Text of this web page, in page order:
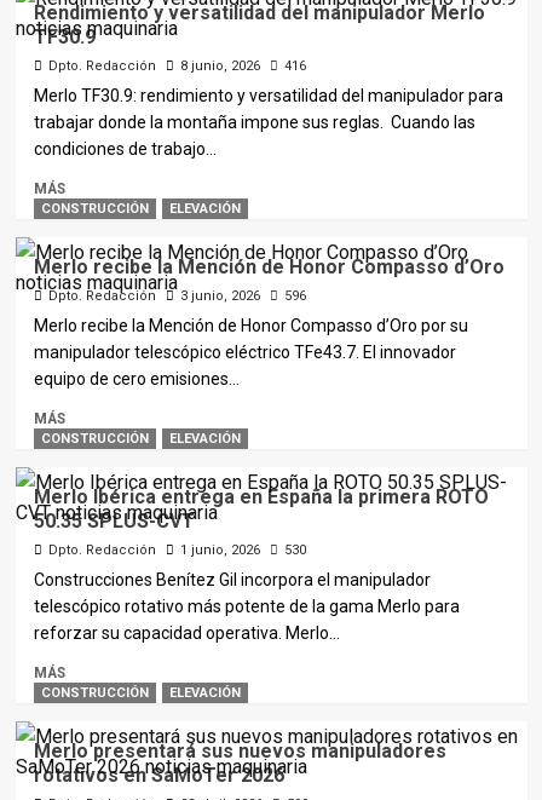
Rendimiento y versatilidad del manipulador Merlo
TF30.9
Dpto. Redacción 8 junio, 2026 416
Merlo TF30.9: rendimiento y versatilidad del manipulador para
trabajar donde la montaña impone sus reglas. Cuando las
condiciones de trabajo...
MÁS
CONSTRUCCIÓN ELEVACIÓN
Merlo recibe la Mención de Honor Compasso d’Oro
Dpto. Redacción 3 junio, 2026 596
Merlo recibe la Mención de Honor Compasso d’Oro por su
manipulador telescópico eléctrico TFe43.7. El innovador
equipo de cero emisiones...
MÁS
CONSTRUCCIÓN ELEVACIÓN
Merlo Ibérica entrega en España la primera ROTO
50.35 SPLUS-CVT
Dpto. Redacción 1 junio, 2026 530
Construcciones Benítez Gil incorpora el manipulador
telescópico rotativo más potente de la gama Merlo para
reforzar su capacidad operativa. Merlo...
MÁS
CONSTRUCCIÓN ELEVACIÓN
Merlo presentará sus nuevos manipuladores
rotativos en SaMoTer 2026